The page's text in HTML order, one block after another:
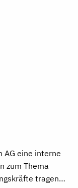
AG eine interne
zum Thema
tragen…